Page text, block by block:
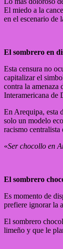
El miedo a la
en el escenario de
El sombrero en
Esta censura no
capitalizar el
contra la
Interamericana de
En Arequipa, esta
solo un modelo
racismo
«Ser chocollo en
El sombrero
Es momento de
prefiere ignorar la
El sombrero
limeño y que le